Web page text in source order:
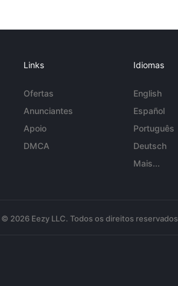
Links
Ofertas
Anunciantes
Apoio
DMCA
Idiomas
English
Español
Português
Deutsch
Mais...
© 2026 Eezy LLC. Todos os direitos reservados